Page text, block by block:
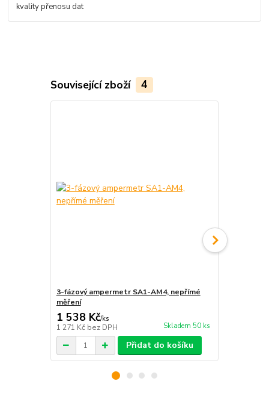
kvality přenosu dat
Související zboží 4
3-fázový ampermetr SA1-AM4, nepřímé
měření
1 538 Kč/ks
1 271 Kč bez DPH Skladem 50 ks
Přidat do košíku